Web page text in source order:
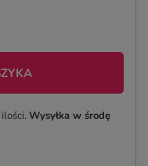
Wysyłka w środę